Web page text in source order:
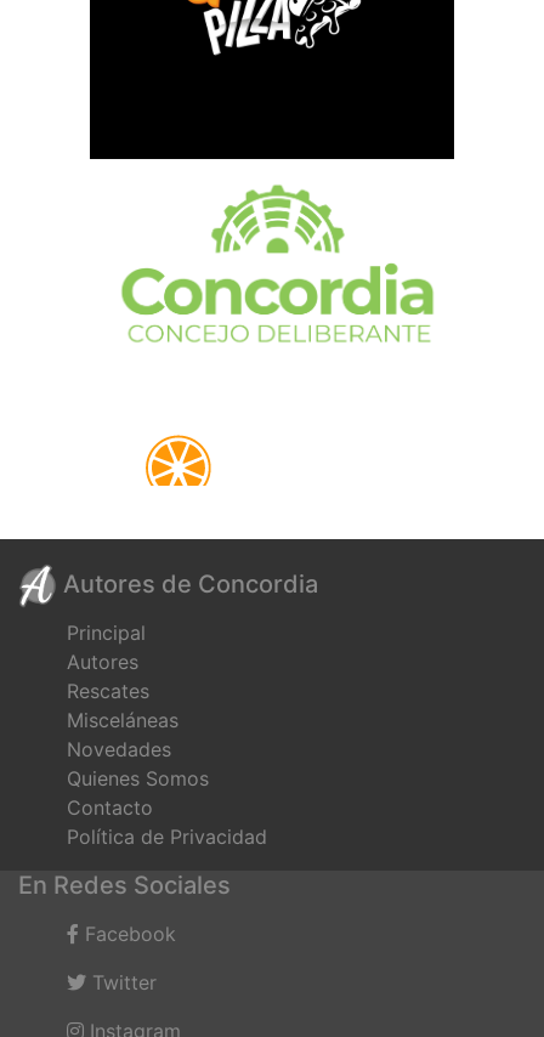
Autores de Concordia
Principal
Autores
Rescates
Misceláneas
Novedades
Quienes Somos
Contacto
Política de Privacidad
En Redes Sociales
Facebook
Twitter
Instagram